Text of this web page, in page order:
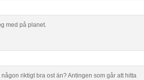
med på planet.
någon riktigt bra ost än? Antingen som går att hitta